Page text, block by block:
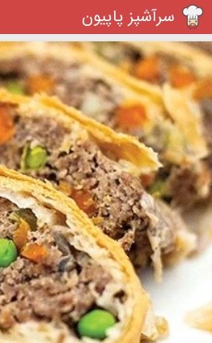
سرآشپز پاپیون